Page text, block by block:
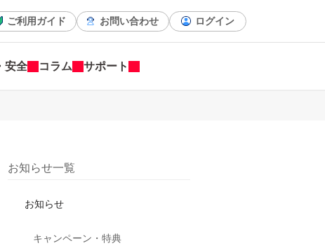
ご利用ガイド お問い合わせ ログイン
安全 コラム サポート
お知らせ一覧
お知らせ
キャンペーン・特典